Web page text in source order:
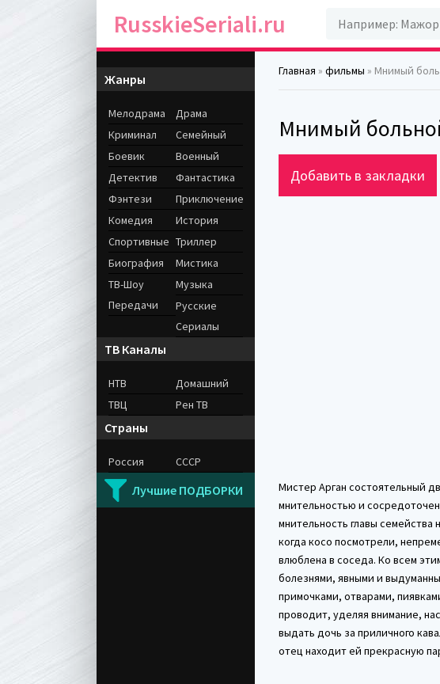
RusskieSeriali.ru
Главная » фильмы » Мнимый
Мнимый
Добавить в закладки
Мистер Арган состоятельный
мнительностью и
мнительность главы
когда косо посмотрели,
влюблена в соседа. Ко всем
болезнями, явными и
примочками, отварами,
проводит, уделяя внимание,
выдать дочь за приличного
отец находит ей прекрасную
Жанры
Мелодрама
Драма
Криминал
Семейный
Боевик
Военный
Детектив
Фантастика
Фэнтези
Приключение
Комедия
История
Спортивные Триллер
Биография
Мистика
ТВ-Шоу
Передачи
Музыка
Русские
Сериалы
ТВ Каналы
НТВ
Домашний
ТВЦ
Рен ТВ
Страны
Россия СССР
Лучшие ПОДБОРКИ